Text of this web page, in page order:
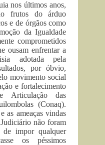
nos últimos anos,
frutos do árduo
e de órgãos como
da Igualdade
comprometidos
ousam enfrentar a
adotada pela
por óbvio,
movimento social
e fortalecimento
Articulação das
(Conaq).
as ameaças vindas
não foram
de impor qualquer
os péssimos